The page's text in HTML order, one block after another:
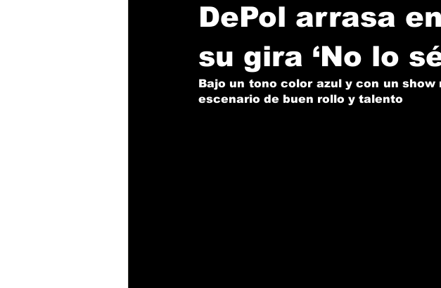
Luna Zuazu Marina Nicki Nicole
Ca7riel y Paco Amoroso Fuego Taichu Oddliquor
DePol arrasa
su gira ‘No lo
Bajo un tono color azul y con un
escenario de buen rollo y talento